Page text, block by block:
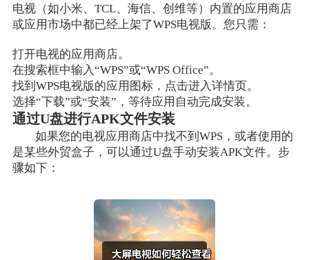
电视（如小米、TCL、海信、创维等）内置的应用商店
或应用市场中都已经上架了WPS电视版。您只需：
打开电视的应用商店。
在搜索框中输入“WPS”或“WPS Office”。
找到WPS电视版的应用图标，点击进入详情页。
选择“下载”或“安装”，等待应用自动完成安装。
通过U盘进行APK文件安装
如果您的电视应用商店中找不到WPS，或者使用的
是某些外贸盒子，可以通过U盘手动安装APK文件。步
骤如下：